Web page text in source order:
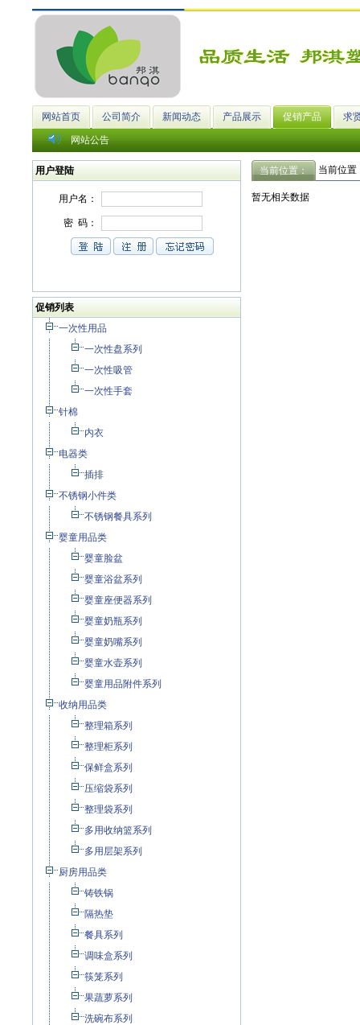
网站首页 公司简介 新闻动态 产品展示 促销产品 求
网站公告
用户登陆
促销列表
一次性用品
一次性盘系列
一次性吸管
一次性手套
针棉
内衣
电器类
插排
不锈钢小件类
不锈钢餐具系列
婴童用品类
婴童脸盆
婴童浴盆系列
婴童座便器系列
婴童奶瓶系列
婴童奶嘴系列
婴童水壶系列
婴童用品附件系列
收纳用品类
整理箱系列
整理柜系列
保鲜盒系列
压缩袋系列
整理袋系列
多用收纳篮系列
多用层架系列
厨房用品类
铸铁锅
隔热垫
餐具系列
调味盒系列
筷笼系列
果蔬萝系列
洗碗布系列
当前位置： 当前位置
暂无相关数据